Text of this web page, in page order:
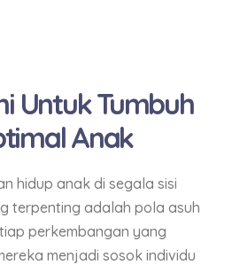
Untuk Tumbuh
Anak
hidup anak di segala sisi
terpenting adalah pola asuh
perkembangan yang
menjadi sosok individu